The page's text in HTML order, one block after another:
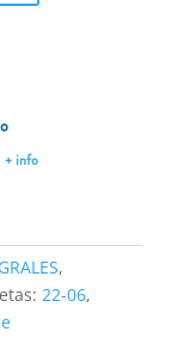
+ info
,
22-06,